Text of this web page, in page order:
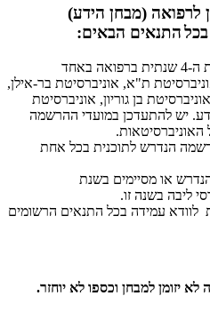
לרפואה (מבחן הידע)
בכלהתנאים הבאים:
חובה להירשם לתכנית ה-4 שנתית ברפואה באחד
ת"א, אוניברסיטת בר-אילן,
בן גוריון, אוניברסיטת
יש להתעדכן במועדי ההרשמה
הנדרש לתוכנית בכל אחת
או מסיימים בשנת
ליבה בשנה זו.
לוודא עמידה בכל התנאים הרשומים
יזומן למבחן וכספו לא יוחזר.